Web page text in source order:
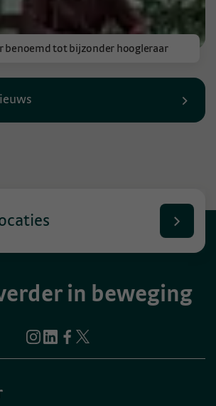
benoemd tot bijzonder hoogleraar
in beweging